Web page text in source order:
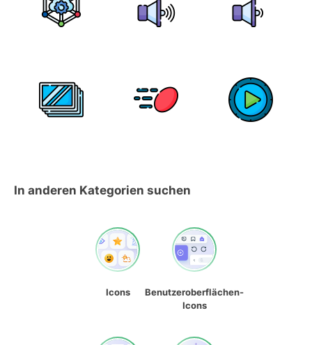
In anderen Kategorien suchen
Icons
Benutzeroberflächen-
Icons